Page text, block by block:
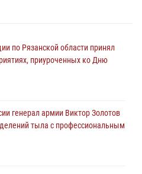
по Рязанской области принял
приуроченных ко Дню
генерал армии Виктор Золотов
тыла с профессиональным